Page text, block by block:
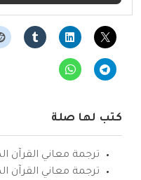
كتب لها صلة
ترجمة معاني القرآن
ترجمة معاني القرآن